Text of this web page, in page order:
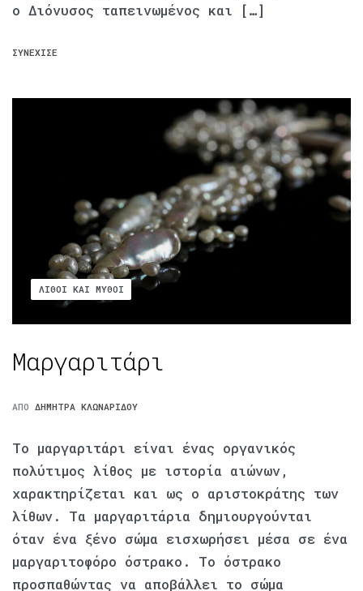
ο Διόνυσος ταπεινωμένος και […]
ΣΥΝΈΧΙΣΕ
ΛΊΘΟΙ ΚΑΙ ΜΎΘΟΙ
Μαργαριτάρι
ΑΠΌ ΔΉΜΗΤΡΑ ΚΛΩΝΑΡΊΔΟΥ
Το μαργαριτάρι είναι ένας οργανικός
πολύτιμος λίθος με ιστορία αιώνων,
χαρακτηρίζεται και ως ο αριστοκράτης των
λίθων. Τα μαργαριτάρια δημιουργούνται
όταν ένα ξένο σώμα εισχωρήσει μέσα σε ένα
μαργαριτοφόρο όστρακο. Το όστρακο
προσπαθώντας να αποβάλλει το σώμα